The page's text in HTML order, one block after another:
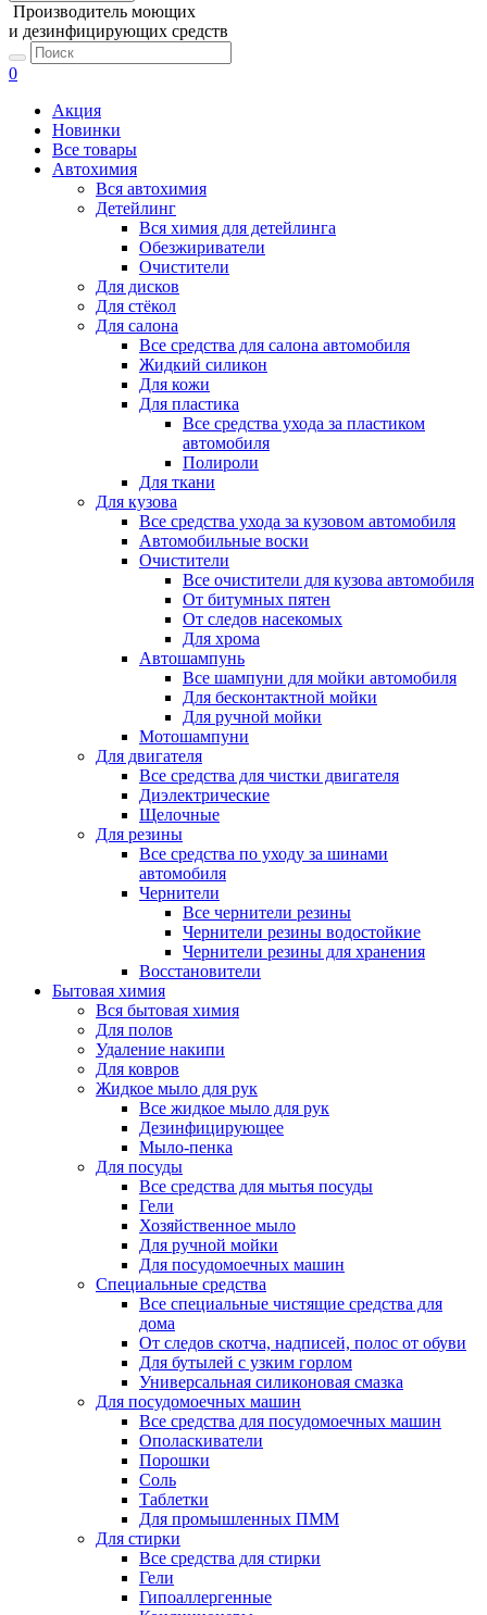
Производитель моющих
и дезинфицирующих средств
0
Акция
Новинки
Все товары
Автохимия
Вся автохимия
Детейлинг
Вся химия для детейлинга
Обезжириватели
Очистители
Для дисков
Для стёкол
Для салона
Все средства для салона автомобиля
Жидкий силикон
Для кожи
Для пластика
Все средства ухода за пластиком
автомобиля
Полироли
Для ткани
Для кузова
Все средства ухода за кузовом автомобиля
Автомобильные воски
Очистители
Все очистители для кузова автомобиля
От битумных пятен
От следов насекомых
Для хрома
Автошампунь
Все шампуни для мойки автомобиля
Для бесконтактной мойки
Для ручной мойки
Мотошампуни
Для двигателя
Все средства для чистки двигателя
Диэлектрические
Щелочные
Для резины
Все средства по уходу за шинами
автомобиля
Чернители
Все чернители резины
Чернители резины водостойкие
Чернители резины для хранения
Восстановители
Бытовая химия
Вся бытовая химия
Для полов
Удаление накипи
Для ковров
Жидкое мыло для рук
Все жидкое мыло для рук
Дезинфицирующее
Мыло-пенка
Для посуды
Все средства для мытья посуды
Гели
Хозяйственное мыло
Для ручной мойки
Для посудомоечных машин
Специальные средства
Все специальные чистящие средства для
дома
От следов скотча, надписей, полос от обуви
Для бутылей с узким горлом
Универсальная силиконовая смазка
Для посудомоечных машин
Все средства для посудомоечных машин
Ополаскиватели
Порошки
Соль
Таблетки
Для промышленных ПММ
Для стирки
Все средства для стирки
Гели
Гипоаллергенные